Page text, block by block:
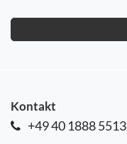
Kontakt
+49 40 1888 5513